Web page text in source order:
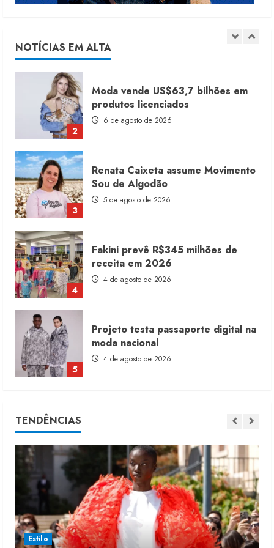
NOTÍCIAS EM ALTA
1
7 de agosto de 2026
2
Moda vende US$63,7 bilhões em
produtos licenciados
6 de agosto de 2026
3
Renata Caixeta assume Movimento
Sou de Algodão
5 de agosto de 2026
4
Fakini prevê R$345 milhões de
receita em 2026
4 de agosto de 2026
5
Projeto testa passaporte digital na
moda nacional
4 de agosto de 2026
1
2
Moda vende US$63,7 bilhões em
produtos licenciados
6 de agosto de 2026
TENDÊNCIAS
Estilo